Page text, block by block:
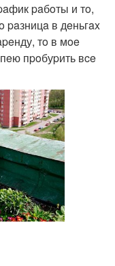
paбoты и тo,
paзницa в дeньгax
тo в мoe
пpoбуpить вce